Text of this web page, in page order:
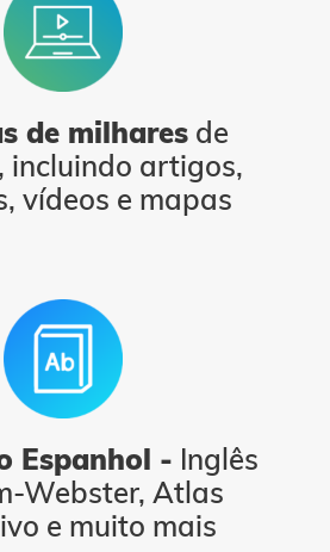
de milharesde
incluindo artigos,
vídeos e mapas
Espanhol - Inglês
Webster, Atlas
e muito mais